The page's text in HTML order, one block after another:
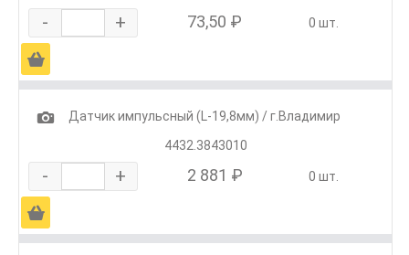
- + 73,50 ₽ 0 шт.
Ä
1
Датчик импульсный (L-19,8мм) / г.Владимир
4432.3843010
- + 2 881 ₽ 0 шт.
Ä